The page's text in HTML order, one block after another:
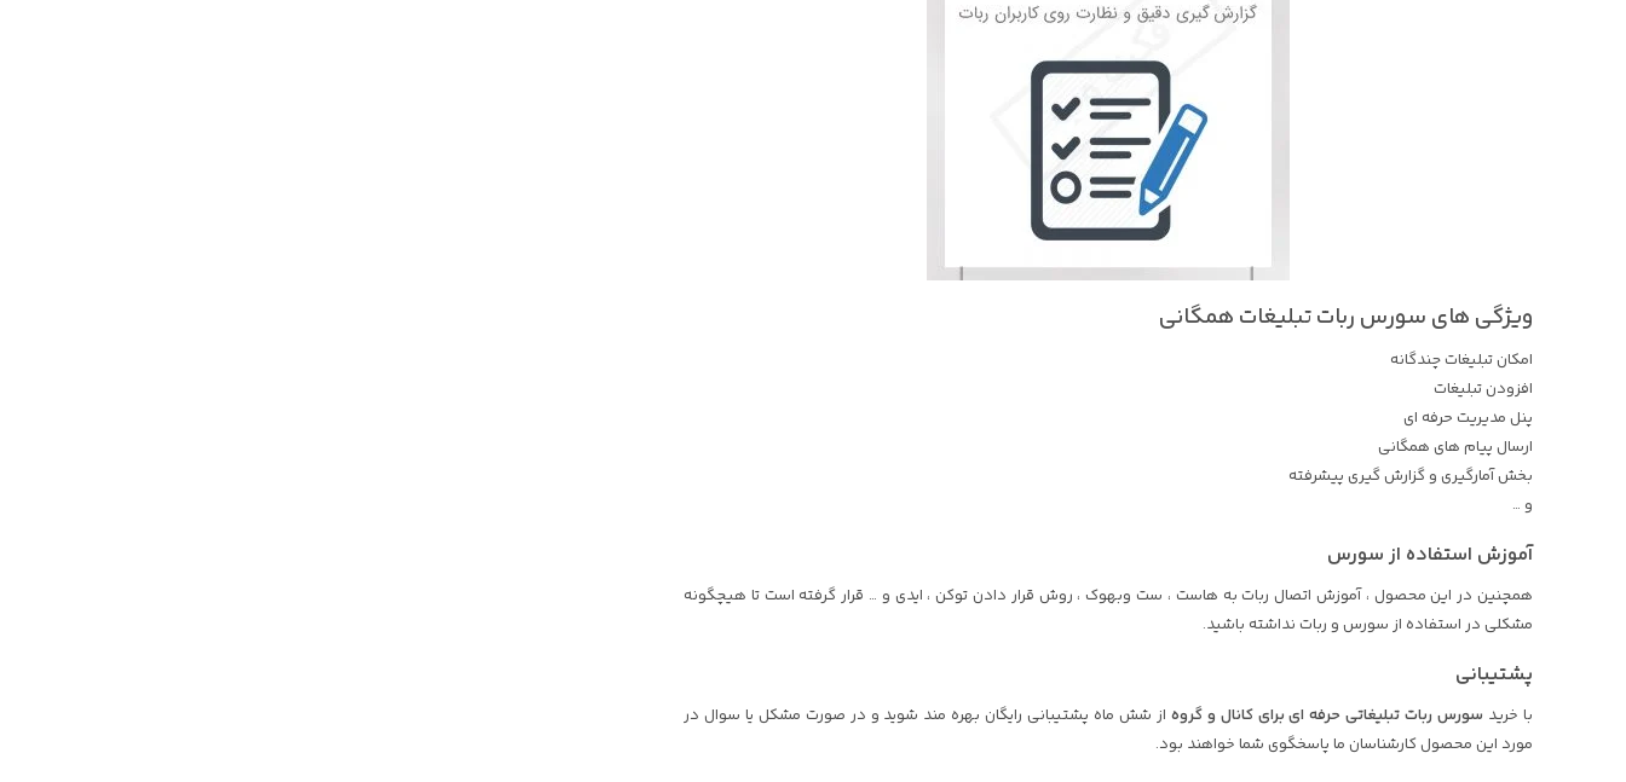
ویژگی های سورس ربات تبلیغات همگانی
امکان تبلیغات چندگانه
افزودن تبلیغات
پنل مدیریت حرفه ای
ارسال پیام های همگانی
بخش آمارگیری و گزارش گیری پیشرفته
و …
آموزش استفاده از سورس
همچنین در این محصول ، آموزش اتصال ربات به هاست ، ست وبهوک ، روش قرار دادن توکن ، ایدی و … قرار گرفته است تا هیچگونه
مشکلی در استفاده از سورس و ربات نداشته باشید.
پشتیبانی
با خرید سورس ربات تبلیغاتی حرفه ای برای کانال و گروه از شش ماه پشتیبانی رایگان بهره مند شوید و در صورت مشکل یا سوال در
مورد این محصول کارشناسان ما پاسخگوی شما خواهند بود.